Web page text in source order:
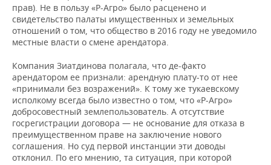
прав). Не в пользу «Р-Агро» было расценено и
свидетельство палаты имущественных и земельных
отношений о том, что общество в 2016 году не уведомило
местные власти о смене арендатора.
Компания Зиатдинова полагала, что де-факто
арендатором ее признали: арендную плату-то от нее
«принимали без возражений». К тому же тукаевскому
исполкому всегда было известно о том, что «Р-Агро»
добросовестный землепользователь. А отсутствие
госрегистрации договора — не основание для отказа в
преимущественном праве на заключение нового
соглашения. Но суд первой инстанции эти доводы
отклонил. По его мнению, та ситуация, при которой